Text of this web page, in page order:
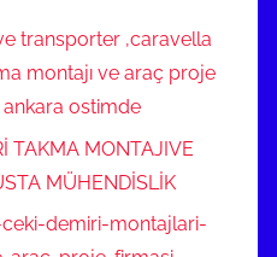
transporter ,caravella
montajı ve araç proje
ankara ostimde
TAKMA MONTAJIVE
MÜHENDİSLİK
demiri-montajlari-